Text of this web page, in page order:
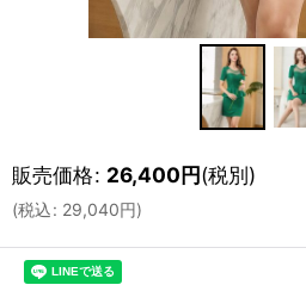
販売価格: 26,400円(税別)
(税込: 29,040円)